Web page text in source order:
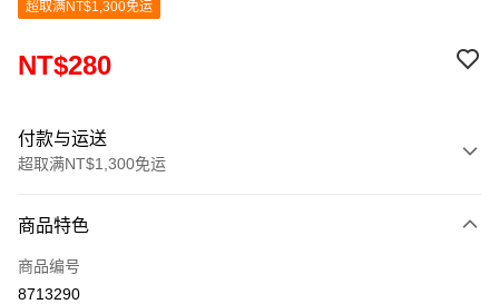
超取满NT$1,300免运
NT$280
付款与运送
超取满NT$1,300免运
信用卡一次付款
超商取货付款
商品特色
商品编号
8713290